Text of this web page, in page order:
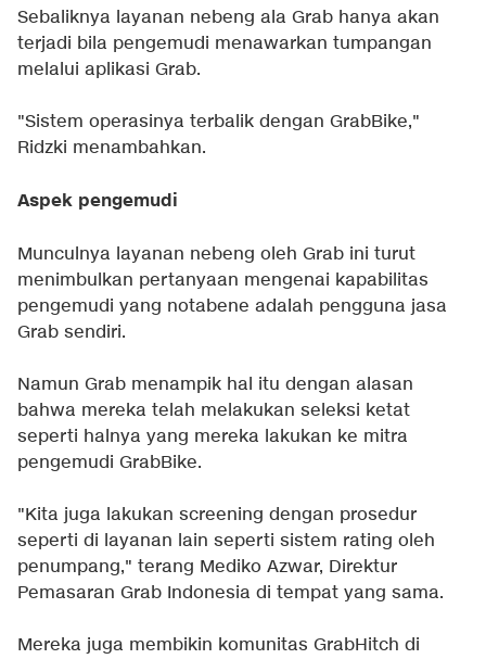
Sebaliknya layanan nebeng ala Grab hanya akan
terjadi bila pengemudi menawarkan tumpangan
melalui aplikasi Grab.
"Sistem operasinya terbalik dengan GrabBike,"
Ridzki menambahkan.
Aspek pengemudi
Munculnya layanan nebeng oleh Grab ini turut
menimbulkan pertanyaan mengenai kapabilitas
pengemudi yang notabene adalah pengguna jasa
Grab sendiri.
Namun Grab menampik hal itu dengan alasan
bahwa mereka telah melakukan seleksi ketat
seperti halnya yang mereka lakukan ke mitra
pengemudi GrabBike.
"Kita juga lakukan screening dengan prosedur
seperti di layanan lain seperti sistem rating oleh
penumpang," terang Mediko Azwar, Direktur
Pemasaran Grab Indonesia di tempat yang sama.
Mereka juga membikin komunitas GrabHitch di